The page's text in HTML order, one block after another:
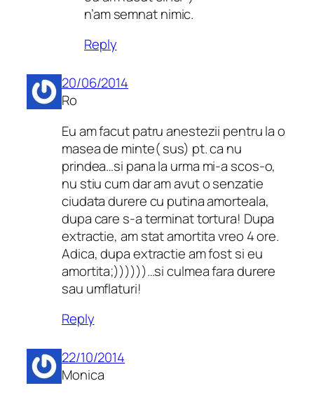
n’am semnat nimic.
Reply
20/06/2014
Ro
Eu am facut patru anestezii pentru la o
masea de minte( sus) pt. ca nu
prindea…si pana la urma mi-a scos-o,
nu stiu cum dar am avut o senzatie
ciudata durere cu putina amorteala,
dupa care s-a terminat tortura! Dupa
extractie, am stat amortita vreo 4 ore.
Adica, dupa extractie am fost si eu
amortita;))))))…si culmea fara durere
sau umflaturi!
Reply
22/10/2014
Monica